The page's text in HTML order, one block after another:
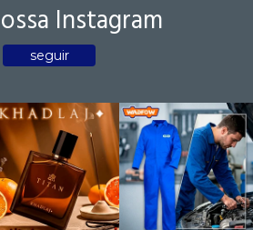
Instagram
seguir